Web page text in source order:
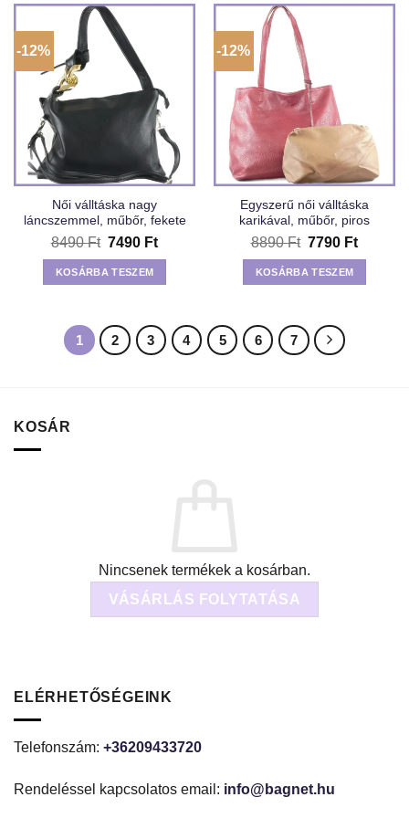
-12%
Női válltáska nagy
láncszemmel, műbőr, fekete
8490Ft Original
price
was:
8490 Ft.
7490 FtCurrent
price
7490 Ft.
KOSÁRBA TESZEM
-12%
Egyszerű női válltáska
karikával, műbőr, piros
8890Ft Original
price
was:
8890 Ft.
7790 FtCurrent
price
7790
KOSÁRBA TESZEM
1 2 3 4 5 6 7
KOSÁR
Nincsenek termékek a kosárban.
VÁSÁRLÁS FOLYTATÁSA
ELÉRHETŐSÉGEINK
Telefonszám: +36209433720
Rendeléssel kapcsolatos email: info@bagnet.hu